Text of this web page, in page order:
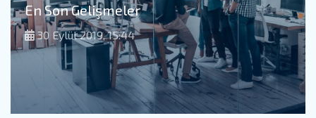
En Son Gelişmeler
30 Eylül 2019, 15:44